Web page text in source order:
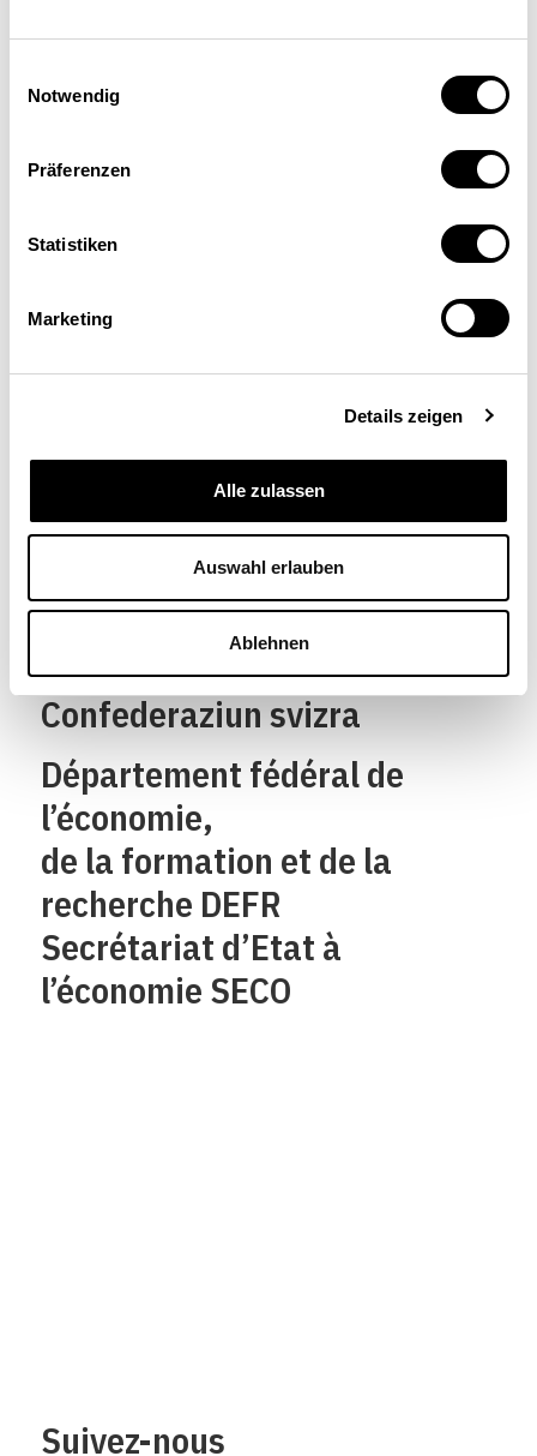
Notwendig
Präferenzen
Statistiken
Marketing
Details zeigen
Alle zulassen
Auswahl erlauben
Ablehnen
Secrétariat d'État à l'économie SECO, Berne
Schweizerische
Eidgenossenschaft
Confédération suisse
Confederazione Svizzera
Confederaziun svizra
Département fédéral de
l’économie,
de la formation et de la
recherche DEFR
Secrétariat d’Etat à
l’économie SECO
Suivez-nous